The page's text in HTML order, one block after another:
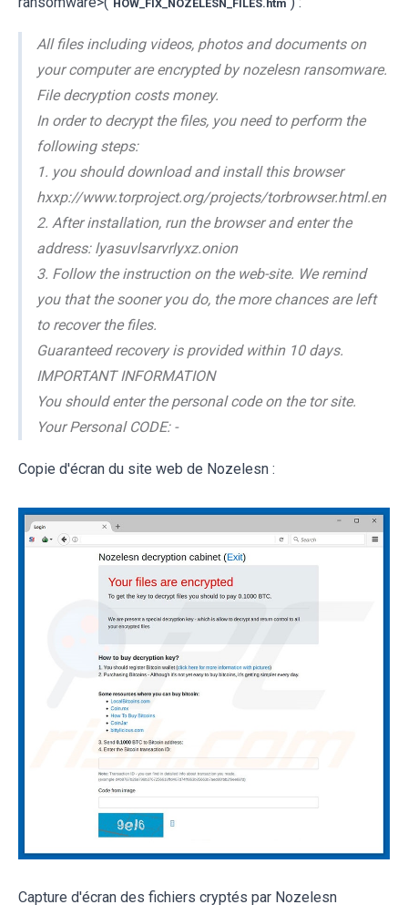
HOW_FIX_NOZELESN_FILES.htm
All files including videos, photos and documents on
your computer are encrypted by nozelesn ransomware.
File decryption costs money.
In order to decrypt the files, you need to perform the
following steps:
1. you should download and install this browser
hxxp://www.torproject.org/projects/torbrowser.html.en
2. After installation, run the browser and enter the
address: lyasuvlsarvrlyxz.onion
3. Follow the instruction on the web-site. We remind
you that the sooner you do, the more chances are left
to recover the files.
Guaranteed recovery is provided within 10 days.
IMPORTANT INFORMATION
You should enter the personal code on the tor site.
Your Personal CODE: -
Copie d'écran du site web de Nozelesn :
Capture d'écran des fichiers cryptés par Nozelesn